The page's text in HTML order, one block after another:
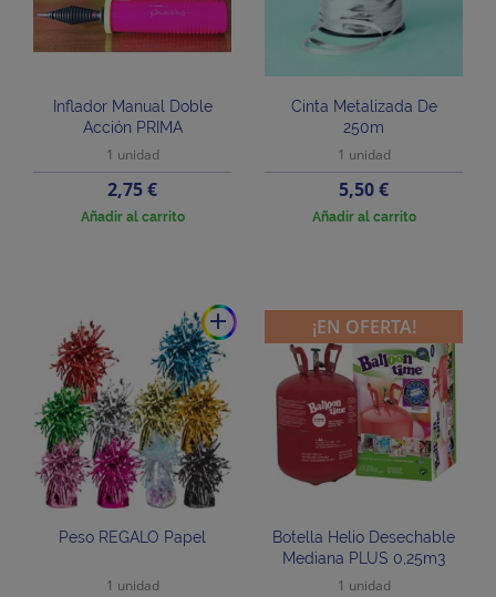
Inflador Manual Doble
Acción PRIMA
1 unidad
Precio
2,75 €
Añadir al carrito
Cinta Metalizada De
250m
1 unidad
Precio
5,50 €
Añadir al carrito
add
Peso REGALO Papel
1 unidad
Botella Helio Desechable
Mediana PLUS 0,25m3
1 unidad
¡EN OFERTA!